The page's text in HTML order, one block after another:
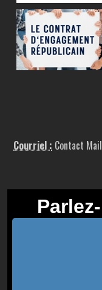
Courriel : Contact Mail